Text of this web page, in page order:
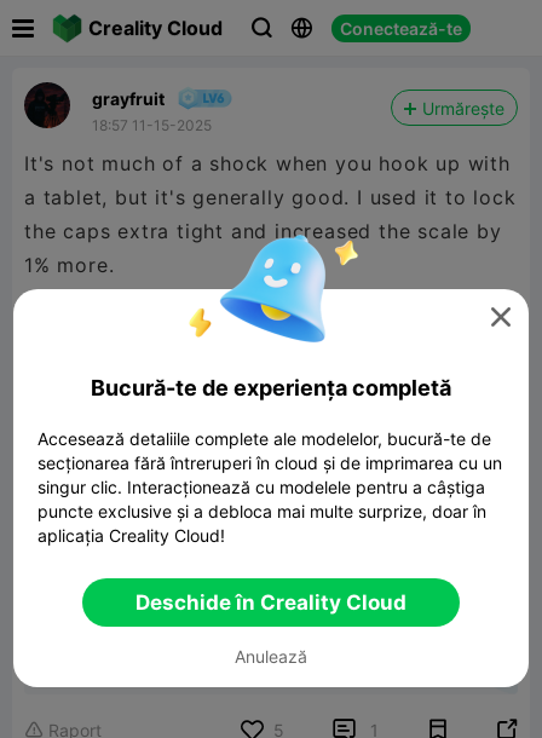
Creality Cloud   Conectează-te
grayfruit
18:57 11-15-2025
Urmărește
It's not much of a shock when you hook up with
a tablet, but it's generally good. I used it to lock
the caps extra tight and increased the scale by
1% more.
Model 3D înrudit
 Raport 5  1 

Bucură-te de experiența completă
Accesează detaliile complete ale modelelor, bucură-te de
secționarea fără întreruperi în cloud și de imprimarea cu un
singur clic. Interacționează cu modelele pentru a câștiga
puncte exclusive și a debloca mai multe surprize, doar în
aplicația Creality Cloud!
Deschide în Creality Cloud
Anulează